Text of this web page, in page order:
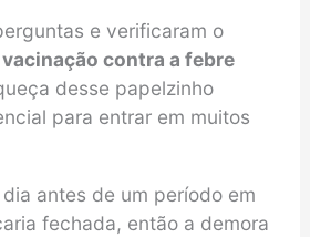
e verificaram o
contra a febre
desse papelzinho
para entrar em muitos
antes de um período em
fechada, então a demora